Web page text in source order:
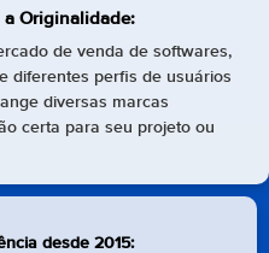
Originalidade:
de venda de softwares,
diferentes perfis de usuários
diversas marcas
certa para seu projeto ou
desde 2015: